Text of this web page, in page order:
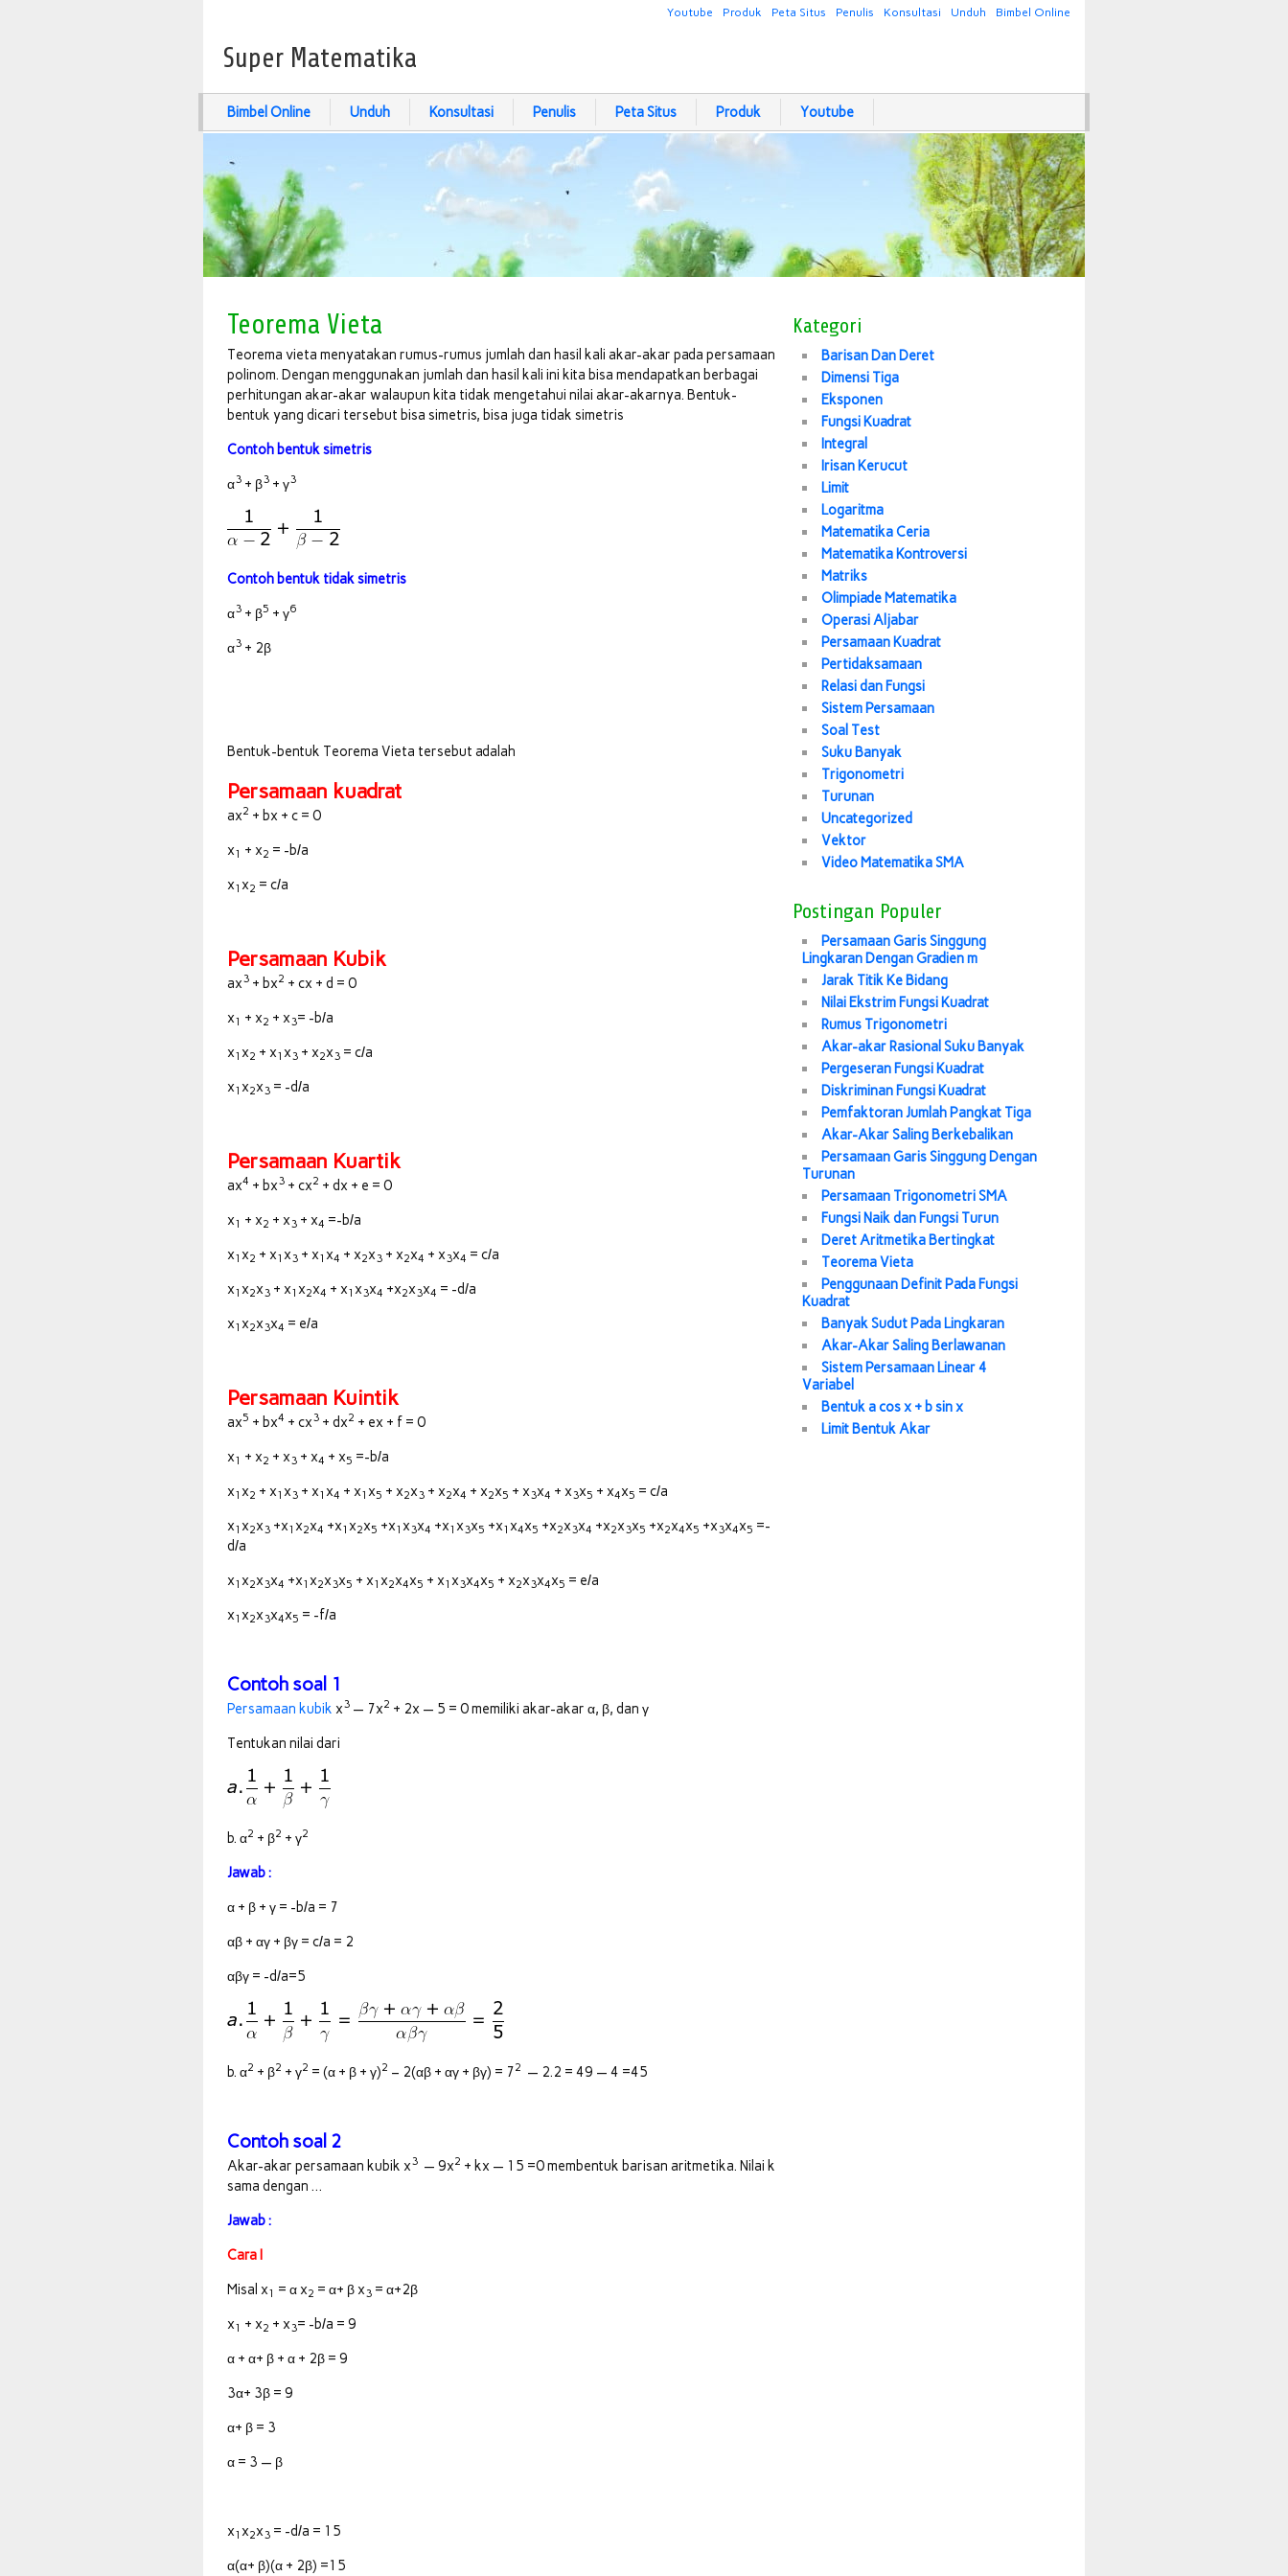
Bimbel Online
Unduh
Konsultasi
Penulis
Peta Situs
Produk
Youtube
Super Matematika
Bimbel Online Unduh Konsultasi Penulis Peta Situs Produk Youtube
Teorema Vieta
Teorema vieta menyatakan rumus-rumus jumlah dan hasil kali akar-akar pada persamaan
polinom. Dengan menggunakan jumlah dan hasil kali ini kita bisa mendapatkan berbagai
perhitungan akar-akar walaupun kita tidak mengetahui nilai akar-akarnya. Bentuk-
bentuk yang dicari tersebut bisa simetris, bisa juga tidak simetris
Contoh bentuk simetris
α3 + β3 + γ3
Contoh bentuk tidak simetris
α3 + β5 + γ6
α3 + 2β
Bentuk-bentuk Teorema Vieta tersebut adalah
Persamaan kuadrat
ax2 + bx + c = 0
x1 + x2 = -b/a
x1 x2 = c/a
Persamaan Kubik
ax3 + bx2 + cx + d = 0
x1 + x2 + x3= -b/a
x1 x2 + x1 x3 + x2x3 = c/a
x1 x2x3 = -d/a
Persamaan Kuartik
ax4 + bx3 + cx2 + dx + e = 0
x1 + x2 + x3 + x4 =-b/a
x1 x2 + x1 x3 + x1 x4 + x2x3 + x2x4 + x3x4 = c/a
x1 x2x3 + x1 x2x4 + x1 x3x4 +x2x3x4 = -d/a
x1 x2x3x4 = e/a
Persamaan Kuintik
ax5 + bx4 + cx3 + dx2 + ex + f = 0
x1 + x2 + x3 + x4 + x5 =-b/a
x1 x2 + x1 x3 + x1 x4 + x1 x5 + x2x3 + x2x4 + x2x5 + x3x4 + x3x5 + x4x5 = c/a
x1 x2x3 +x1 x2x4 +x1 x2x5 +x1 x3x4 +x1 x3x5 +x1 x4x5 +x2x3x4 +x2x3x5 +x2x4x5 +x3x4x5 =-
d/a
x1 x2x3x4 +x1 x2x3x5 + x1 x2x4x5 + x1 x3x4x5 + x2x3x4x5 = e/a
x1 x2x3x4x5 = -f/a
Contoh soal 1
Persamaan kubik x3 — 7x2 + 2x — 5 = 0 memiliki akar-akar α, β, dan γ
Tentukan nilai dari
b. α2 + β2 + γ2
Jawab :
α + β + γ = -b/a = 7
αβ + αγ + βγ = c/a = 2
αβγ = -d/a=5
b. α2 + β2 + γ2 = (α + β + γ)2 – 2(αβ + αγ + βγ) = 72 — 2.2 = 49 — 4 =45
Contoh soal 2
Akar-akar persamaan kubik x3 — 9x2 + kx — 15 =0 membentuk barisan aritmetika. Nilai k
sama dengan …
Jawab :
Cara I
Misal x1 = α x2 = α+ β x3 = α+2β
x1 + x2 + x3= -b/a = 9
α + α+ β + α + 2β = 9
3α+ 3β = 9
α+ β = 3
α = 3 — β
x1 x2x3 = -d/a = 15
α(α+ β)(α + 2β) =15
Kategori
Barisan Dan Deret
Dimensi Tiga
Eksponen
Fungsi Kuadrat
Integral
Irisan Kerucut
Limit
Logaritma
Matematika Ceria
Matematika Kontroversi
Matriks
Olimpiade Matematika
Operasi Aljabar
Persamaan Kuadrat
Pertidaksamaan
Relasi dan Fungsi
Sistem Persamaan
Soal Test
Suku Banyak
Trigonometri
Turunan
Uncategorized
Vektor
Video Matematika SMA
Postingan Populer
Persamaan Garis Singgung
Lingkaran Dengan Gradien m
Jarak Titik Ke Bidang
Nilai Ekstrim Fungsi Kuadrat
Rumus Trigonometri
Akar-akar Rasional Suku Banyak
Pergeseran Fungsi Kuadrat
Diskriminan Fungsi Kuadrat
Pemfaktoran Jumlah Pangkat Tiga
Akar-Akar Saling Berkebalikan
Persamaan Garis Singgung Dengan
Turunan
Persamaan Trigonometri SMA
Fungsi Naik dan Fungsi Turun
Deret Aritmetika Bertingkat
Teorema Vieta
Penggunaan Definit Pada Fungsi
Kuadrat
Banyak Sudut Pada Lingkaran
Akar-Akar Saling Berlawanan
Sistem Persamaan Linear 4
Variabel
Bentuk a cos x + b sin x
Limit Bentuk Akar